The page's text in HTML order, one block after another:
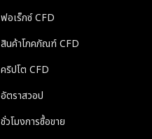
ฟอเร็กซ์ CFD
สินค้าโภคภัณฑ์ CFD
คริปโต CFD
อัตราสวอป
ชั่วโมงการซื้อขาย